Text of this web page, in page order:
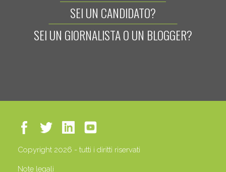
SEI UN CANDIDATO?
SEI UN GIORNALISTA O UN BLOGGER?
Copyright 2026 - tutti i diritti riservati
Note legali